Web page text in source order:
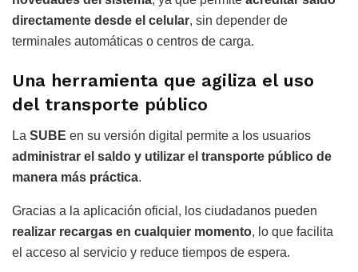
directamente desde el celular, sin depender de
terminales automáticas o centros de carga.
Una herramienta que agiliza el uso
del transporte público
La SUBE en su versión digital permite a los usuarios
administrar el saldo y utilizar el transporte público de
manera más práctica.
Gracias a la aplicación oficial, los ciudadanos pueden
realizar recargas en cualquier momento, lo que facilita
el acceso al servicio y reduce tiempos de espera.